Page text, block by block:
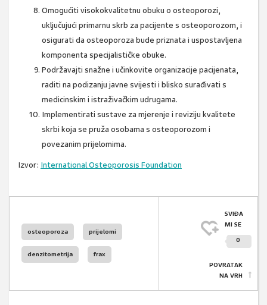
Omogućiti visokokvalitetnu obuku o osteoporozi,
uključujući primarnu skrb za pacijente s osteoporozom, i
osigurati da osteoporoza bude priznata i uspostavljena
komponenta specijalističke obuke.
Podržavajti snažne i učinkovite organizacije pacijenata,
raditi na podizanju javne svijesti i blisko surađivati ​​s
medicinskim i istraživačkim udrugama.
Implementirati sustave za mjerenje i reviziju kvalitete
skrbi koja se pruža osobama s osteoporozom i
povezanim prijelomima.
Izvor: International Osteoporosis Foundation
osteoporoza prijelomi
denzitometrija frax
SVIĐA
MI SE
0
POVRATAK
NA VRH